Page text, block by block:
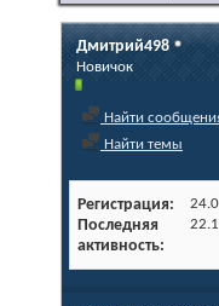
Дмитрий498
Новичок
Найти
Найти темы
Регистрация
Последняя
активность